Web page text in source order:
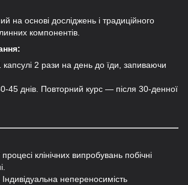
на основі досліджень і традиційного
компонентів.
2 рази на день до їди, запиваючи
45 днів. Повторний курс — після 30-денної
клінічних випробувань побічні
Індивідуальна непереносимість